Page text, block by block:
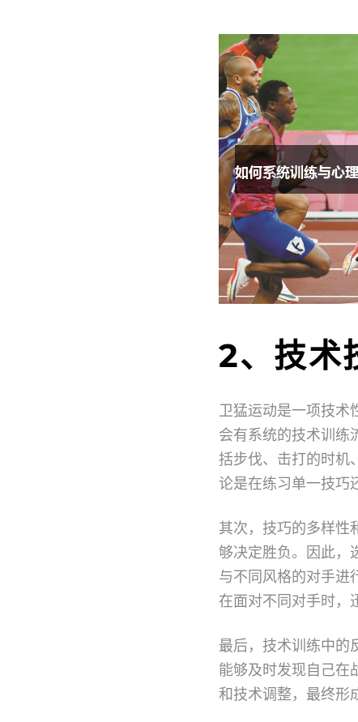
2、技术
卫猛运动是一项技术
会有系统的技术训练
括步伐、击打的时机
论是在练习单一技巧
其次，技巧的多样性
够决定胜负。因此，
与不同风格的对手进
在面对不同对手时，
最后，技术训练中的
能够及时发现自己在
和技术调整，最终形